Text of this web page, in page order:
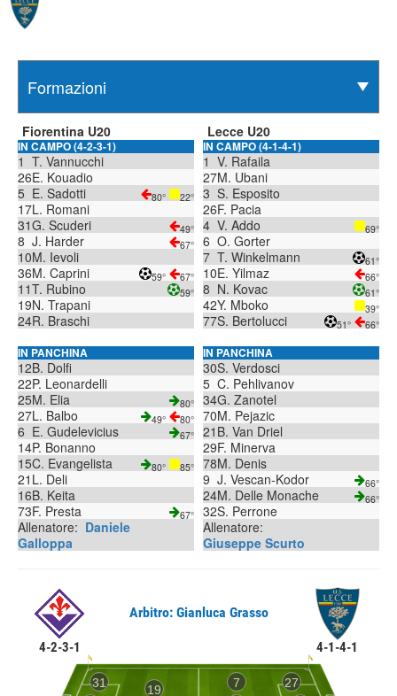
Fiorentina U20
IN CAMPO (4-2-3-1)
1 T. Vannucchi
26E. Kouadio
5 E. Sadotti 80° 22°
17L. Romani
31G. Scuderi 49°
8 J. Harder 67°
10M. Ievoli
36M. Caprini 59° 67°
11T. Rubino 59°
19N. Trapani
24R. Braschi
IN PANCHINA
12B. Dolfi
22P. Leonardelli
25M. Elia 80°
27L. Balbo 49° 80°
6 E. Gudelevicius 67°
14P. Bonanno
15C. Evangelista 80° 85°
21 L. Deli
16B. Keita
73F. Presta 67°
Allenatore: Daniele
Galloppa
Lecce U20
IN CAMPO (4-1-4-1)
1 V. Rafaila
27M. Ubani
3 S. Esposito
26F. Pacia
4 V. Addo 69°
6 O. Gorter
7 T. Winkelmann 61°
10E. Yilmaz 66°
8 N. Kovac 61°
42Y. Mboko 39°
77S. Bertolucci 51° 66°
IN PANCHINA
30S. Verdosci
5 C. Pehlivanov
34G. Zanotel
70M. Pejazic
21 B. Van Driel
29F. Minerva
78M. Denis
9 J. Vescan-Kodor 66°
24M. Delle Monache 66°
32S. Perrone
Allenatore:
Giuseppe Scurto
4-2-3-1
Arbitro: Gianluca Grasso
4-1-4-1
27
31 7
19